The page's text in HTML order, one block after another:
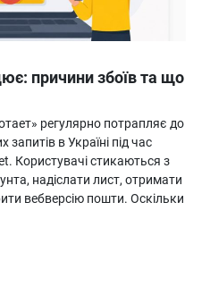
причини збоїв та що
регулярно потрапляє до
в Україні під час
Користувачі стикаються з
надіслати лист, отримати
вебверсію пошти. Оскільки